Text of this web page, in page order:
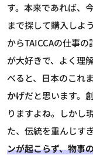
す。本来であれば、
まで探して購入しよ
からTAICCAの仕事
が大好きで、よく理
べると、日本のこれ
かげだと思います。
りますよね。しかし
た、伝統を重んじす
ンが起こらず、物事